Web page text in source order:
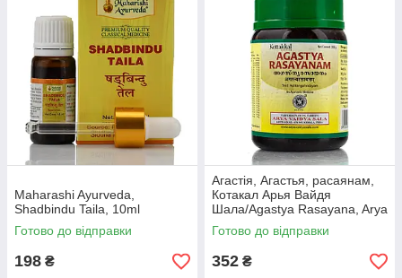
Maharashi Ayurveda,
Shadbindu Taila, 10ml
Готово до відправки
198 ₴
Агастія, Агастья, расаянам,
Котакал Арья Вайдя
Шала/Agastya Rasayana, Arya
Vaidya Sala/200 мл.
Готово до відправки
352 ₴